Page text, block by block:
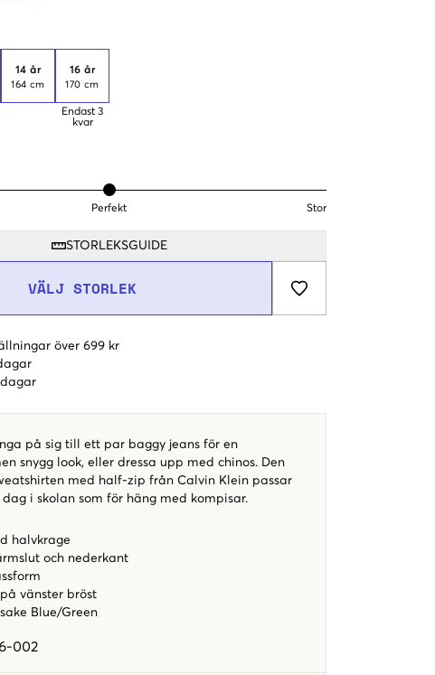
14 år
164 cm
16 år
170 cm
Endast 3
kvar
Perfekt Stor
STORLEKSGUIDE
VÄLJ STORLEK
över 699 kr
på sig till ett par baggy jeans för en
snygg look, eller dressa upp med chinos. Den
med half-zip från Calvin Klein passar
dag i skolan som för häng med kompisar.
halvkrage
och nederkant
vänster bröst
Blue/Green
002